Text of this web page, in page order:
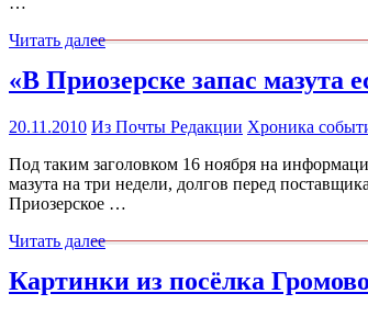
Читать далее
«В Приозерске запас мазута
20.11.2010 Из Почты Редакции Хроника
Под таким заголовком 16 ноября на
мазута на три недели, долгов перед
Приозерское …
Читать далее
Картинки из посёлка Громово